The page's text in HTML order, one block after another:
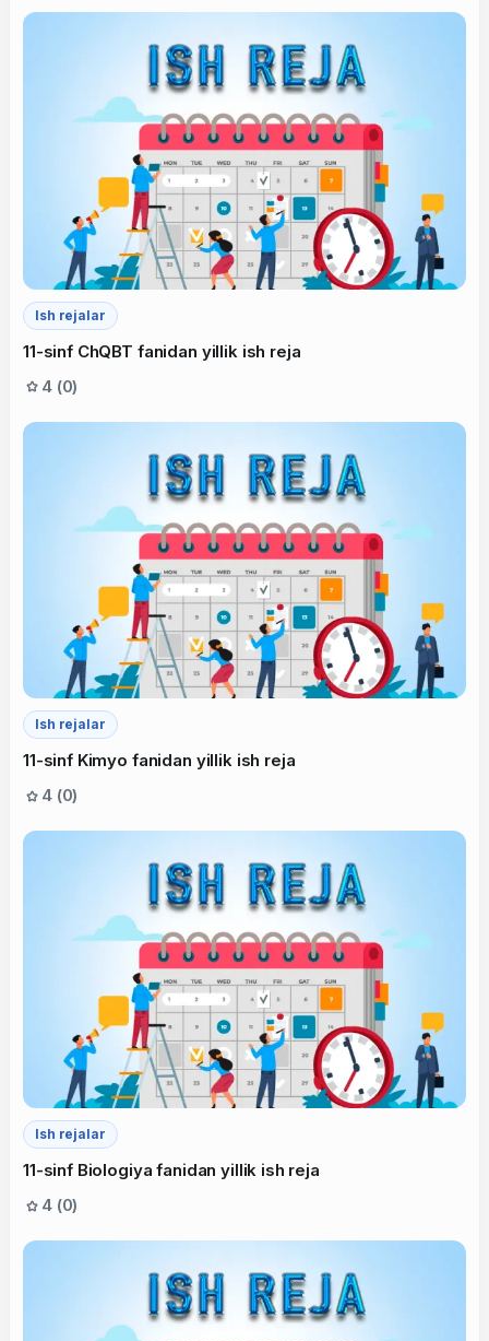
Ish rejalar
11-sinf ChQBT fanidan yillik ish reja
4 (0)
Ish rejalar
11-sinf Kimyo fanidan yillik ish reja
4 (0)
Ish rejalar
11-sinf Biologiya fanidan yillik ish reja
4 (0)